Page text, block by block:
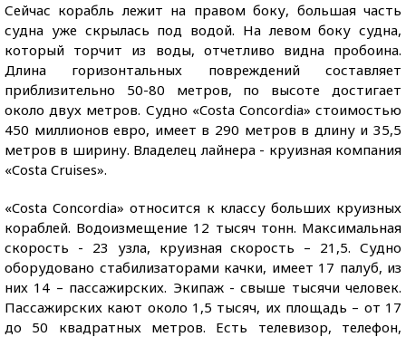
Сейчас корабль лежит на правом боку, большая часть
судна уже скрылась под водой. На левом боку судна,
который торчит из воды, отчетливо видна пробоина.
Длина горизонтальных повреждений составляет
приблизительно 50-80 метров, по высоте достигает
около двух метров. Судно «Costa Concordia» стоимостью
450 миллионов евро, имеет в 290 метров в длину и 35,5
метров в ширину. Владелец лайнера - круизная компания
«Costa Cruises».
«Costa Concordia» относится к классу больших круизных
кораблей. Водоизмещение 12 тысяч тонн. Максимальная
скорость - 23 узла, круизная скорость – 21,5. Судно
оборудовано стабилизаторами качки, имеет 17 палуб, из
них 14 – пассажирских. Экипаж - свыше тысячи человек.
Пассажирских кают около 1,5 тысяч, их площадь – от 17
до 50 квадратных метров. Есть телевизор, телефон,